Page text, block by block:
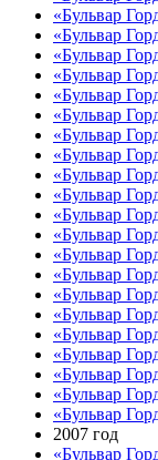
«Бульвар
«Бульвар
«Бульвар
«Бульвар
«Бульвар
«Бульвар
«Бульвар
«Бульвар
«Бульвар
«Бульвар
«Бульвар
«Бульвар
«Бульвар
«Бульвар
«Бульвар
«Бульвар
«Бульвар
«Бульвар
«Бульвар
«Бульвар
«Бульвар
2007 год
«Бульвар